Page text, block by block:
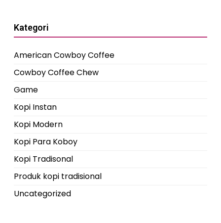
Kategori
American Cowboy Coffee
Cowboy Coffee Chew
Game
Kopi Instan
Kopi Modern
Kopi Para Koboy
Kopi Tradisonal
Produk kopi tradisional
Uncategorized